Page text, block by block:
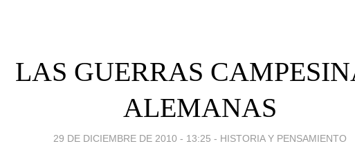
LAS GUERRAS
ALEMANAS
29 DE DICIEMBRE DE 2010 - 13:25 - HISTORIA Y PENSAMIENTO